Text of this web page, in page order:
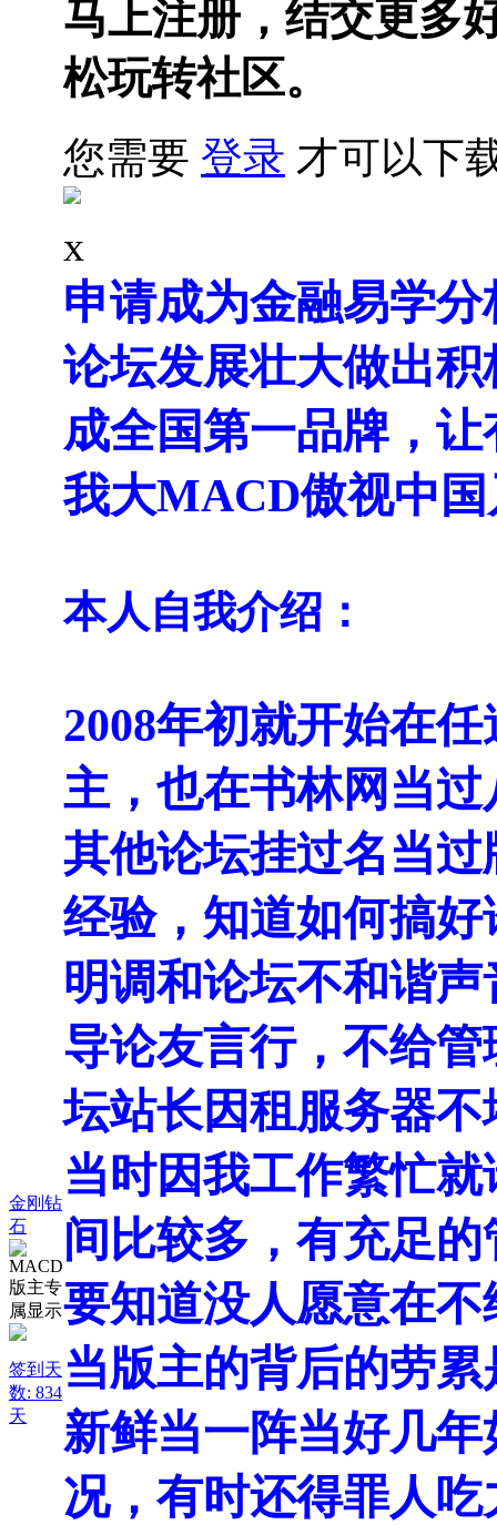
金刚钻
石
签到天
数: 834
天
马上注册，结交更多
松玩转社区。
您需要 登录 才可以下
x
申请成为金融易学
论坛发展壮大做出
成全国第一品牌，
我大MACD傲视中
本人自我介绍：
2008年初就开始在
主，也在书林网当
其他论坛挂过名当
经验，知道如何搞
明调和论坛不和谐
导论友言行，不给
坛站长因租服务器
当时因我工作繁忙
间比较多，有充足
要知道没人愿意在
当版主的背后的劳
新鲜当一阵当好几
况，有时还得罪人